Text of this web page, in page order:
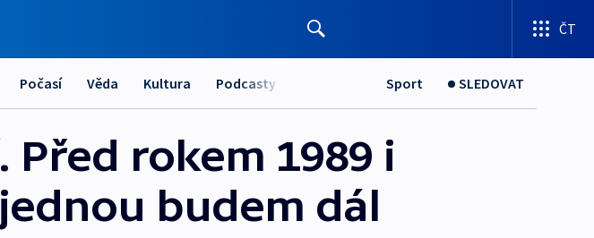
ČT
Počasí Věda Kultura Podcasty Sport SLEDOVAT
rokem 1989 i
budem dál